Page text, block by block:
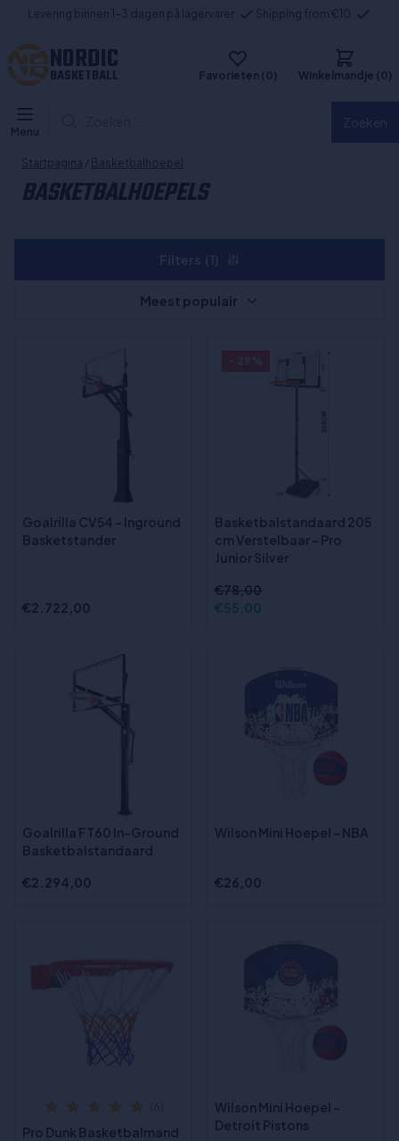
Levering binnen 1-3 dagen på lagervarer Shipping from €10
NORDIC
BASKETBALL Favorieten (0) Winkelmandje (0)
Menu
Startpagina / Basketbalhoepel
BASKETBALHOEPELS
Goalrilla CV54 - Inground
Basketstander
€2.722,00
Basketbalstandaard 205
cm Verstelbaar – Pro
Junior Silver
€78,00
€55,00
Goalrilla FT60 In-Ground
Basketbalstandaard
€2.294,00
Wilson Mini Hoepel - NBA
€26,00
Pro Dunk Basketbalmand
Wilson Mini Hoepel -
Detroit Pistons
Meest populair